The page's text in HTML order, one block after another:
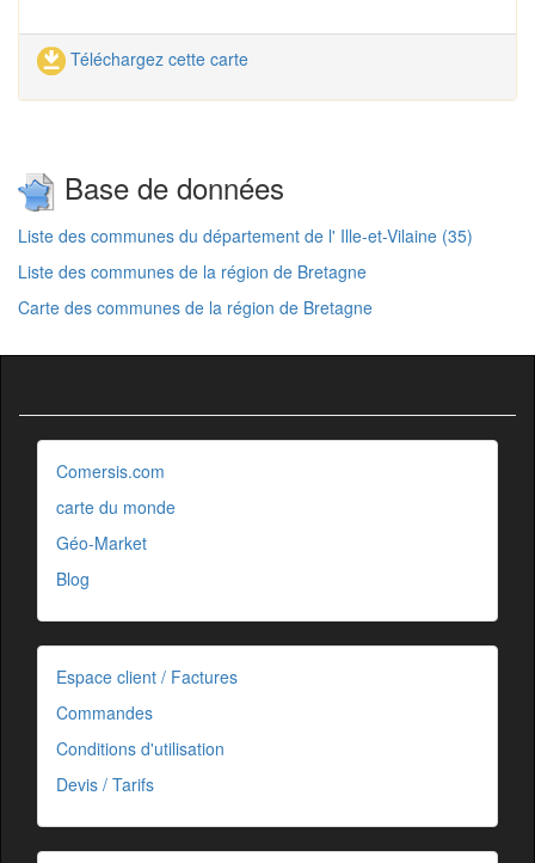
Téléchargez cette carte
Base de données
Liste des communes du département de l' Ille-et-Vilaine (35)
Liste des communes de la région de Bretagne
Carte des communes de la région de Bretagne
Comersis.com
carte du monde
Géo-Market
Blog
Espace client / Factures
Commandes
Conditions d'utilisation
Devis / Tarifs